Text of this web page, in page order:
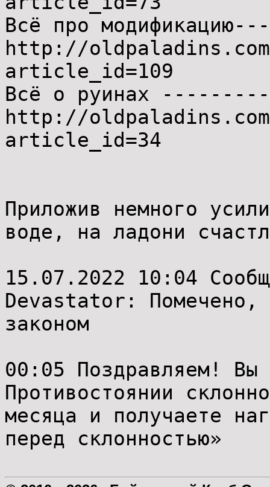
Всё про
http://
article_id=109
Всё о руинах
http://
article_id=34
Приложив немного
воде, на ладони
15.07.2022 10:04
Devastator: Помечено,
законом
00:05 Поздравляем!
Противостоянии
месяца и получаете
перед склонностью»